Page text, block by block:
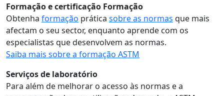
Formação e certificação Formação
Obtenha formação prática sobre as normas que mais
afectam o seu sector, enquanto aprende com os
especialistas que desenvolvem as normas.
Saiba mais sobre a formação ASTM
Serviços de laboratório
Para além de melhorar o acesso às normas e a